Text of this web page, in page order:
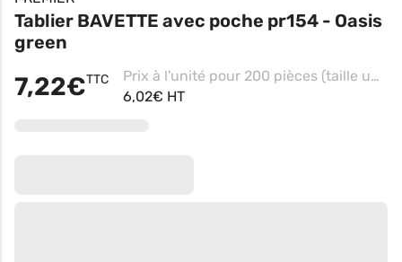
Tablier BAVETTE avec poche pr154 - Oasis
green
7,22€TTC
Prix à l'unité pour 200 pièces (taille unique - Pink)
6,02€ HT